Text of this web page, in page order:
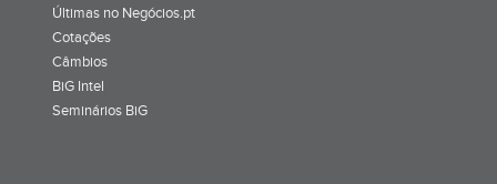
Últimas no Negócios.pt
Cotações
Câmbios
BiG Intel
Seminários BiG